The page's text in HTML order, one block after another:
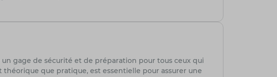
gage de sécurité et de préparation pour tous ceux qui
que pratique, est essentielle pour assurer une